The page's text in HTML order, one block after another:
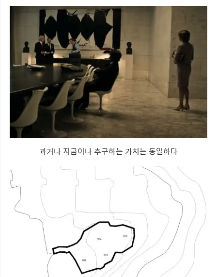
과거나 지금이나 추구하는 가치는 동일하다